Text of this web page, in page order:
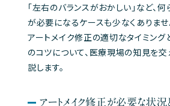
「左右のバランスがおかしい」など、
が必要になるケースも少なくありませ
アートメイク修正の適切なタイミング
のコツについて、医療現場の知見を
説します。
アートメイク修正が必要な状況